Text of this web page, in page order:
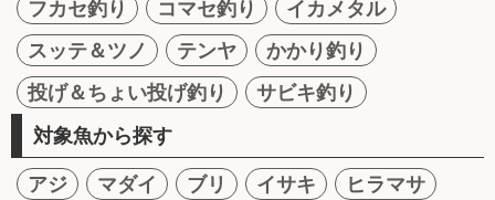
フカセ釣り
コマセ釣り
イカメタル
スッテ＆ツノ
テンヤ
かかり釣り
投げ＆ちょい投げ釣り
サビキ釣り
対象魚から探す
アジ マダイ ブリ イサキ
ヒラマサ